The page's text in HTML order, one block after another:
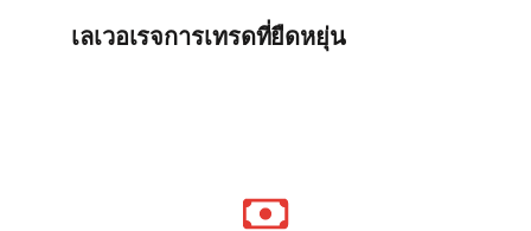
เลเวอเรจการเทรดที่ยืดหยุ่น